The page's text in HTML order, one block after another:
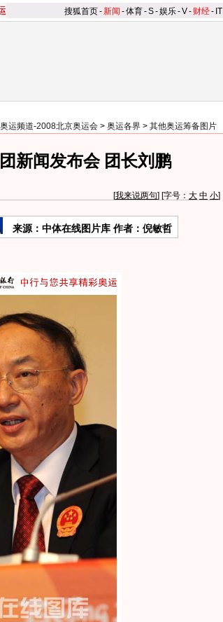
搜狐首页-新闻 -体育-S-娱乐-V- 财经- IT
奥运频道-2008北京奥运会 > 奥运各界 > 其他奥运筹备图片
新闻发布会 团长刘鹏
[我来说两句] [字号： 大 中 小]
来源：中体在线图片库 作者：倪敏哲